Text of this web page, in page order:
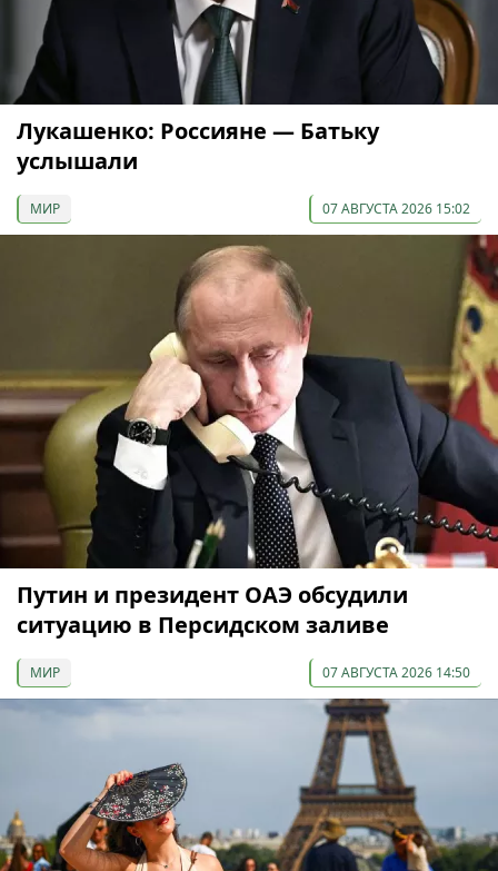
Лукашенко: Россияне — Батьку
услышали
МИР 07 АВГУСТА 2026 15:02
Путин и президент ОАЭ обсудили
ситуацию в Персидском заливе
МИР 07 АВГУСТА 2026 14:50